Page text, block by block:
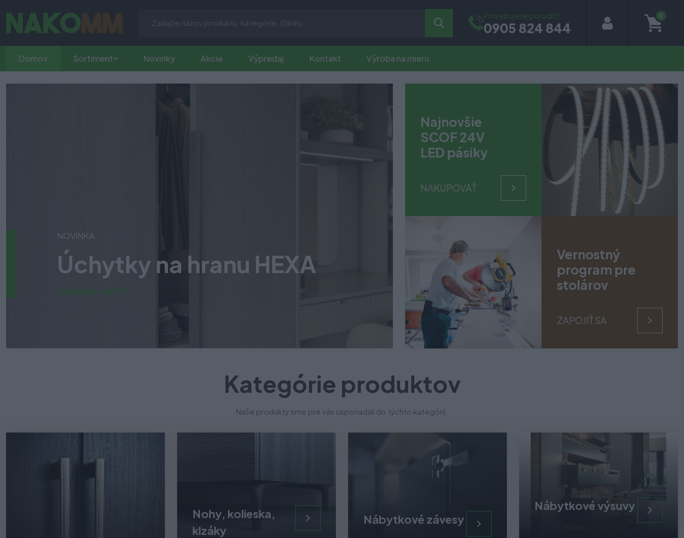
Potrebujete poradiť?
0905 824 844
0
Domov Sortiment Novinky Akcie Výpredaj Kontakt Výroba na mieru
NOVINKA
Úchytky na hranu HEXA Nová kolekcia
Zobraziť viac
Najnovšie
SCOF 24V
LED pásiky
NAKUPOVAŤ
Vernostný
program pre
stolárov
ZAPOJIŤ SA
Kategórie produktov
Naše produkty sme pre vás usporiadali do týchto kategórií.
Nohy, kolieska,
klzáky
Nábytkové závesy
Nábytkové výsuvy